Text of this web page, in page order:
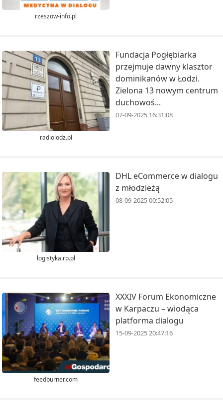
rzeszow-info.pl
radiolodz.pl
Fundacja Pogłębiarka
przejmuje dawny klasztor
dominikanów w Łodzi.
Zielona 13 nowym centrum
duchowoś...
07-09-2025 16:31:08
logistyka.rp.pl
DHL eCommerce w dialogu
z młodzieżą
08-09-2025 00:52:05
feedburner.com
XXXIV Forum Ekonomiczne
w Karpaczu – wiodąca
platforma dialogu
15-09-2025 20:47:16